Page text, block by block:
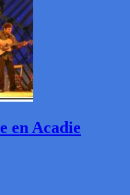
en Acadie